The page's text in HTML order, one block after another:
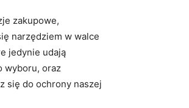
zakupowe,
narzędziem w walce
jedynie udają
wyboru, oraz
się do ochrony naszej